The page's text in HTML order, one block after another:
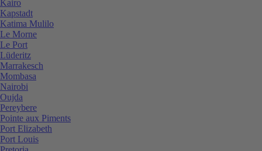
Kairo
Kapstadt
Katima Mulilo
Le Morne
Le Port
Lüderitz
Marrakesch
Mombasa
Nairobi
Oujda
Pereybere
Pointe aux Piments
Port Elizabeth
Port Louis